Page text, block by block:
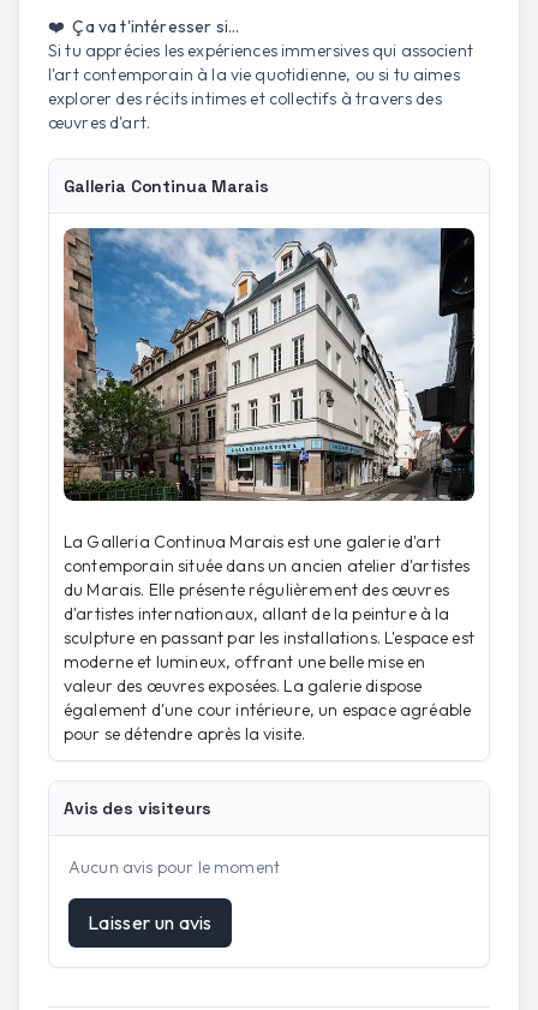
❤️ Ça va t'intéresser si...
Si tu apprécies les expériences immersives qui associent
l'art contemporain à la vie quotidienne, ou si tu aimes
explorer des récits intimes et collectifs à travers des
œuvres d'art.
Galleria Continua Marais
La Galleria Continua Marais est une galerie d'art
contemporain située dans un ancien atelier d'artistes
du Marais. Elle présente régulièrement des œuvres
d'artistes internationaux, allant de la peinture à la
sculpture en passant par les installations. L'espace est
moderne et lumineux, offrant une belle mise en
valeur des œuvres exposées. La galerie dispose
également d'une cour intérieure, un espace agréable
pour se détendre après la visite.
Avis des visiteurs
Aucun avis pour le moment
Laisser un avis